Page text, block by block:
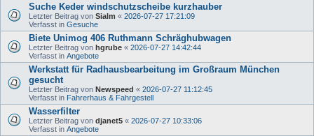
Suche Keder windschutzscheibe kurzhauber
Letzter Beitrag von Sialm « 2026-07-27 17:21:09
Verfasst in Gesuche
Biete Unimog 406 Ruthmann Schräghubwagen
Letzter Beitrag von hgrube « 2026-07-27 14:42:44
Verfasst in Angebote
Werkstatt für Radhausbearbeitung im Großraum München
gesucht
Letzter Beitrag von Newspeed « 2026-07-27 11:12:45
Verfasst in Fahrerhaus & Fahrgestell
Wasserfilter
Letzter Beitrag von djanet5 « 2026-07-27 10:33:06
Verfasst in Angebote